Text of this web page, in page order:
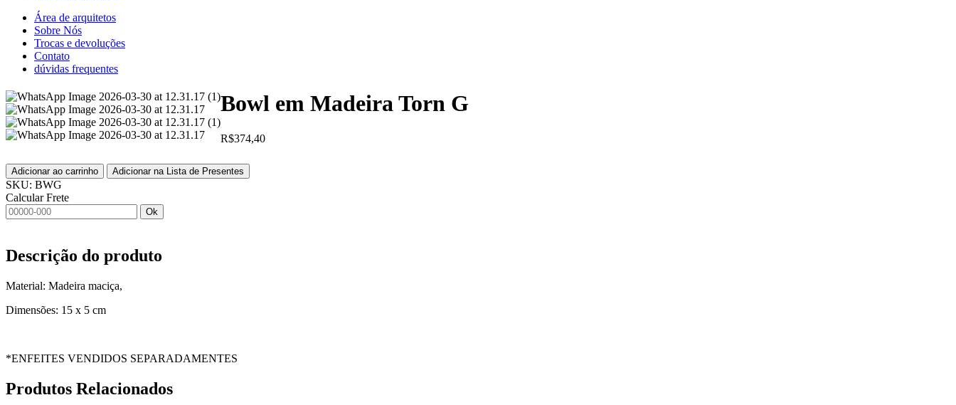
Área de arquitetos
Sobre Nós
Trocas e devoluções
Contato
dúvidas frequentes
Bowl em Madeira Torn G
R$374,40
Adicionar ao carrinho Adicionar na Lista de Presentes
SKU: BWG
Calcular Frete
Ok
Descrição do produto
Material: Madeira maciça,
Dimensões: 15 x 5 cm
*ENFEITES VENDIDOS SEPARADAMENTES
Produtos Relacionados